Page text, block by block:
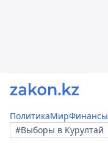
ПолитикаМирФинансы
#Выборы в Курултай